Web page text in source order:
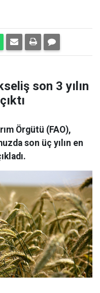
son 3 yılın
Örgütü (FAO),
son üç yılın en